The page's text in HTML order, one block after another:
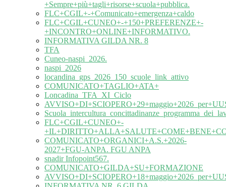
+Sempre+più+tagli+risorse+scuola+pubblica.
FLC+CGIL+-+Comunicato+emergenza+caldo
FLC+CGIL+CUNEO+-+150+PREFERENZE+-
+INCONTRO+ONLINE+INFORMATIVO.
INFORMATIVA GILDA NR. 8
TFA
Cuneo-naspi_2026.
naspi_2026
locandina_gps_2026_150_scuole_link_attivo
COMUNICATO+TAGLIO+ATA+
Loncadina_TFA_XI_Ciclo
FLC+CGIL+CUNEO+-
COMUNICATO+ORGANICI+A.S.+2026-
2027+FGU-ANPA. FGU ANPA
snadir Infopoint567.
COMUNICATO+GILDA+SU+FORMAZIONE